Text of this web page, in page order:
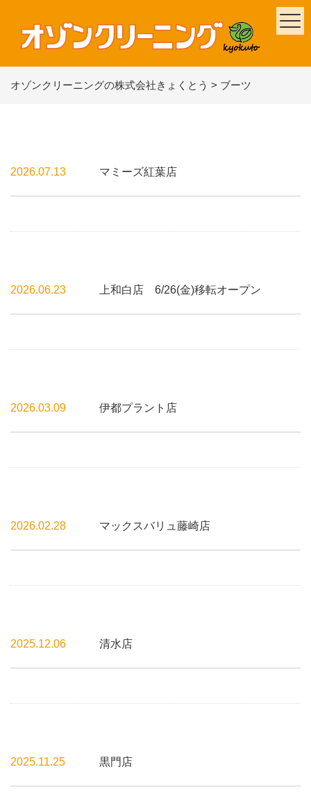
オゾンクリーニングの株式会社きょくとう > ブーツ
2026.07.13 マミーズ紅葉店
2026.06.23 上和白店 6/26(金)移転オープン
2026.03.09 伊都プラント店
2026.02.28 マックスバリュ藤崎店
2025.12.06 清水店
2025.11.25 黒門店